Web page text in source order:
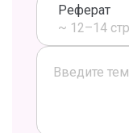
Реферат
~ 12–14